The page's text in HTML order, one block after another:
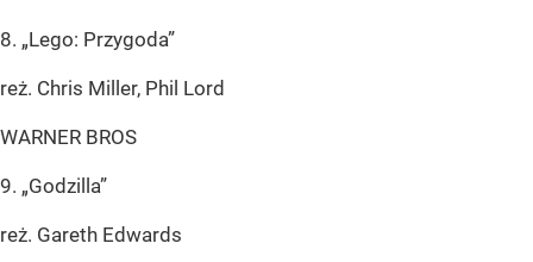
8. „Lego: Przygoda”
reż. Chris Miller, Phil Lord
WARNER BROS
9. „Godzilla”
reż. Gareth Edwards